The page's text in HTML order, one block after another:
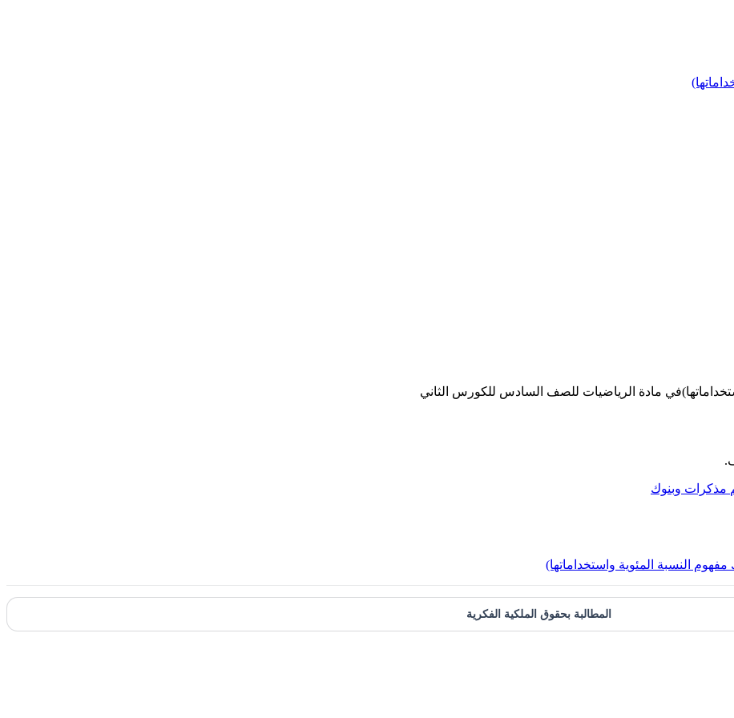
مادة الرياضيات للصف السادس للكورس الثاني
مذكرات وبنوك
النسبة المئوية واستخداماتها)
المطالبة بحقوق الملكية الفكرية